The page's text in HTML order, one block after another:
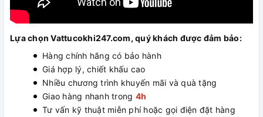
Lựa chọn Vattucokhi247.com, quý khách được đảm bảo:
Hàng chính hãng có bảo hành
Giá hợp lý, chiết khấu cao
Nhiều chương trình khuyến mãi và quà tặng
Giao hàng nhanh trong 4h
Tư vấn kỹ thuật miễn phí hoặc gọi điện đặt hàng